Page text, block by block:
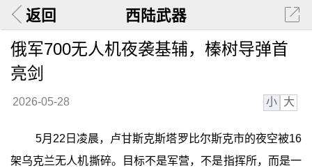
返回 西陆武器
俄军700无人机夜袭基辅，榛树导弹首
亮剑
2026-05-28 小 大
5月22日凌晨，卢甘斯克斯塔罗比尔斯克市的夜空被16
架乌克兰无人机撕碎。目标不是军营，不是指挥所，而是一